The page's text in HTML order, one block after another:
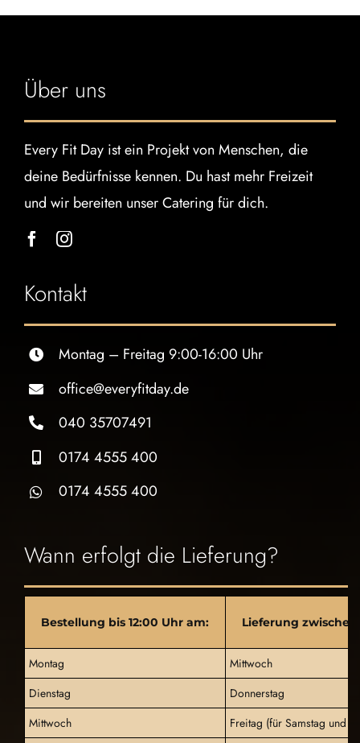
Über uns
Every Fit Day ist ein Projekt von Menschen, die
deine Bedürfnisse kennen. Du hast mehr Freizeit
und wir bereiten unser Catering für dich.
Kontakt
Montag – Freitag 9:00-16:00 Uhr
office@everyfitday.de
040 35707491
0174 4555 400
0174 4555 400
Wann erfolgt die Lieferung?
Bestellung bis 12:00 Uhr am: Lieferung zwischen
Montag
Mittwoch
Dienstag
Donnerstag
Mittwoch
Freitag (für Samstag und